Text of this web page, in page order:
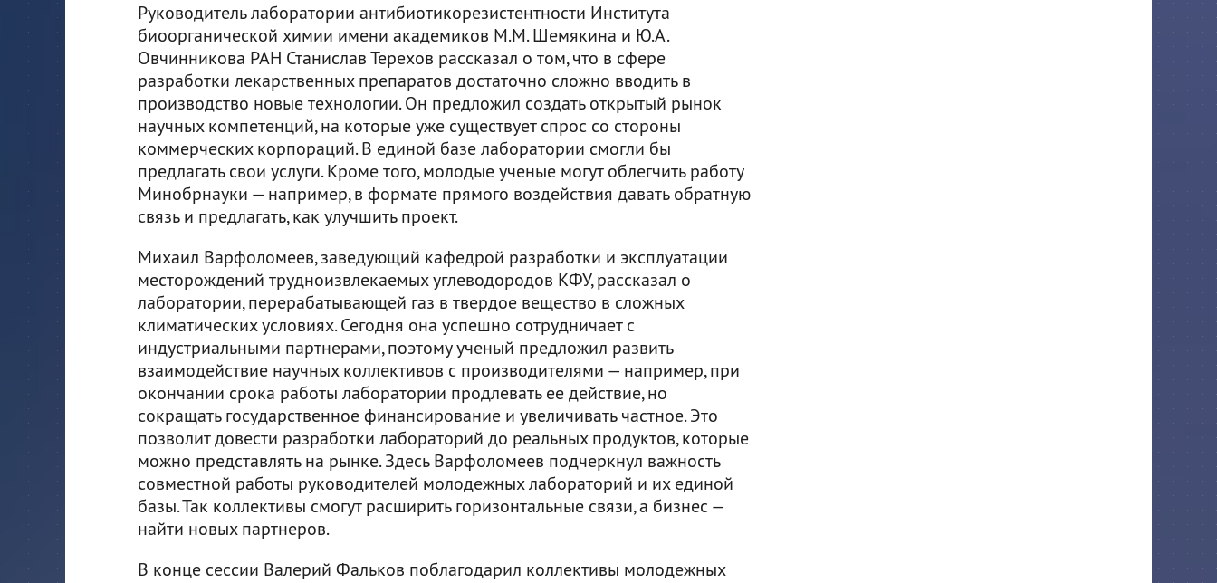
Руководитель лаборатории антибиотикорезистентности Института
биоорганической химии имени академиков М.М. Шемякина и Ю.А.
Овчинникова РАН Станислав Терехов рассказал о том, что в сфере
разработки лекарственных препаратов достаточно сложно вводить в
производство новые технологии. Он предложил создать открытый рынок
научных компетенций, на которые уже существует спрос со стороны
коммерческих корпораций. В единой базе лаборатории смогли бы
предлагать свои услуги. Кроме того, молодые ученые могут облегчить работу
Минобрнауки — например, в формате прямого воздействия давать обратную
связь и предлагать, как улучшить проект.
Михаил Варфоломеев, заведующий кафедрой разработки и эксплуатации
месторождений трудноизвлекаемых углеводородов КФУ, рассказал о
лаборатории, перерабатывающей газ в твердое вещество в сложных
климатических условиях. Сегодня она успешно сотрудничает с
индустриальными партнерами, поэтому ученый предложил развить
взаимодействие научных коллективов с производителями — например, при
окончании срока работы лаборатории продлевать ее действие, но
сокращать государственное финансирование и увеличивать частное. Это
позволит довести разработки лабораторий до реальных продуктов, которые
можно представлять на рынке. Здесь Варфоломеев подчеркнул важность
совместной работы руководителей молодежных лабораторий и их единой
базы. Так коллективы смогут расширить горизонтальные связи, а бизнес —
найти новых партнеров.
В конце сессии Валерий Фальков поблагодарил коллективы молодежных